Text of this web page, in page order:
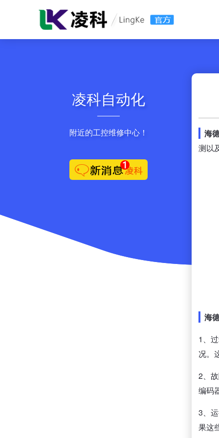
凌科自动化
附近的工控维修中心！ 海
测以
海
1、
况。
2、
编码
3、
果这